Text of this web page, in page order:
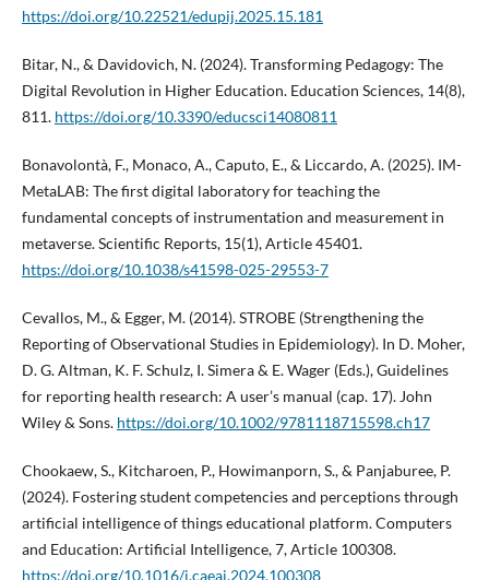
https://doi.org/10.22521/edupij.2025.15.181
Bitar, N., & Davidovich, N. (2024). Transforming Pedagogy: The
Digital Revolution in Higher Education. Education Sciences, 14(8),
811. https://doi.org/10.3390/educsci14080811
Bonavolontà, F., Monaco, A., Caputo, E., & Liccardo, A. (2025). IM-
MetaLAB: The first digital laboratory for teaching the
fundamental concepts of instrumentation and measurement in
metaverse. Scientific Reports, 15(1), Article 45401.
https://doi.org/10.1038/s41598-025-29553-7
Cevallos, M., & Egger, M. (2014). STROBE (Strengthening the
Reporting of Observational Studies in Epidemiology). In D. Moher,
D. G. Altman, K. F. Schulz, I. Simera & E. Wager (Eds.), Guidelines
for reporting health research: A user’s manual (cap. 17). John
Wiley & Sons. https://doi.org/10.1002/9781118715598.ch17
Chookaew, S., Kitcharoen, P., Howimanporn, S., & Panjaburee, P.
(2024). Fostering student competencies and perceptions through
artificial intelligence of things educational platform. Computers
and Education: Artificial Intelligence, 7, Article 100308.
https://doi.org/10.1016/j.caeai.2024.100308